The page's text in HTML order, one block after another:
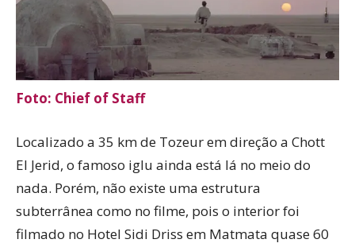
Foto: Chief of Staff
Localizado a 35 km de Tozeur em direção a Chott
El Jerid, o famoso iglu ainda está lá no meio do
nada. Porém, não existe uma estrutura
subterrânea como no filme, pois o interior foi
filmado no Hotel Sidi Driss em Matmata quase 60